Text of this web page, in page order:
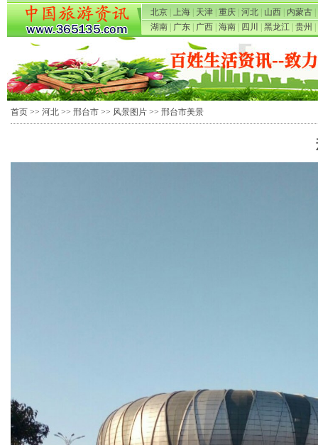
北京 上海 天津 重庆 河北 山西 内蒙古
湖南
广东 广西 海南 四川 黑龙江 贵州
首页 >> 河北 >> 邢台市 >> 风景图片 >> 邢台市美景